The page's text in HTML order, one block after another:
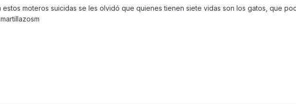
estos moteros suicidas se les olvidó que quienes tienen siete vidas son los gatos, que